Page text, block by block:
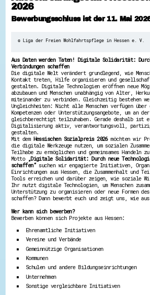
Wettbewerb |
Wettbewerb | 80 Jahre
8 Vereine x 80 Jahre
Ausgezeichnete Projekte
Menschen des Respekts
SHARE IT: Teile
Gestalte
Ehrenamts-Card Hessen
Engagement-Lotsen
Förderprogramme
Ehrentag
Hessen engagiert -
Kompetenznachweis
Zeugnisbeiblatt
Service-Learning
GEMA-Pakt
Di@-Lotsen in Hessen
Qualifizierung &
Vereine, Spenden,
2026
Bewerbungsschluss ist der 11. Mai
© Liga der Freien Wohlfahrtspflege in Hessen e. V.
Aus Daten werden Taten! Digitale Solidarität:
Verbindungen schaffen
Die digitale Welt verändert grundlegend, wie
Kontakt treten, Hilfe organisieren und
gestalten. Digitale Technologien eröffnen neue
abzubauen und Menschen unabhängig von Alter,
miteinander zu verbinden. Gleichzeitig bestehen
Ungleichheiten: Nicht alle Menschen verfügen über
Kompetenzen oder Unterstützungsangebote, um an
gleichberechtigt teilzuhaben. Gerade deshalb ist
Digitalisierung aktiv, verantwortungsvoll,
gestalten.
Mit dem Hessischen Sozialpreis 2026möchten wir
die digitale Werkzeuge nutzen, um sozialen
Teilhabe zu ermöglichen und gemeinsames Handeln
Motto „Digitale Solidarität: Durch neue
schaffen“suchen wir engagierte Initiativen,
Einrichtungen aus Hessen, die Zusammenhalt und
Tools erreichen und darüber zeigen, wie soziale
Ihr nutzt digitale Technologien, um Menschen
Unterstützung zu organisieren oder neue Formen
schaffen? Dann bewerbt euch und zeigt uns, wie
Wer kann sich bewerben?
Bewerben können sich Projekte aus Hessen:
Ehrenamtliche Initiativen
Vereine und Verbände
Gemeinnützige Organisationen
Kommunen
Schulen und andere Bildungseinrichtungen
Unternehmen
Sonstige vergleichbare Initiativen